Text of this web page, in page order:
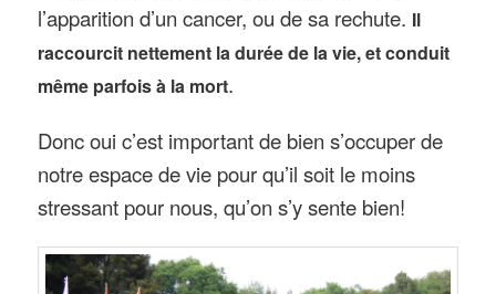
l’apparition d’un cancer, ou de sa rechute. Il
raccourcit nettement la durée de la vie, et conduit
même parfois à la mort.
Donc oui c’est important de bien s’occuper de
notre espace de vie pour qu’il soit le moins
stressant pour nous, qu’on s’y sente bien!